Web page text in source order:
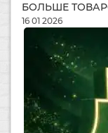
БОЛЬШЕ
16 01 2026